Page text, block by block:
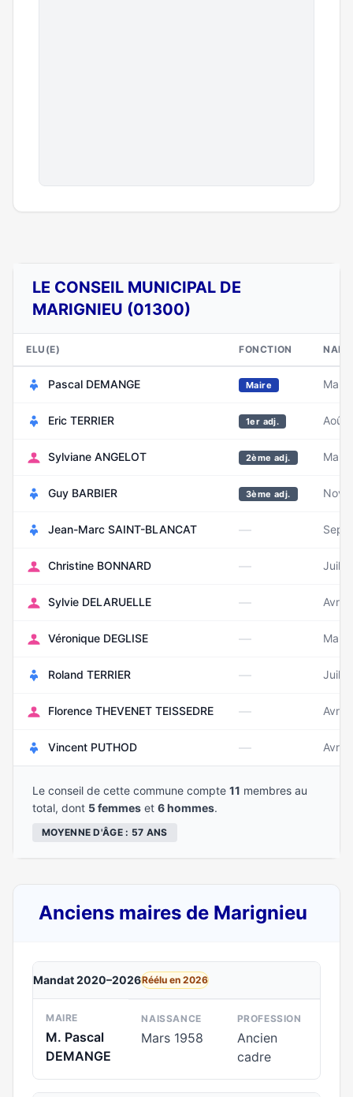
LE CONSEIL MUNICIPAL DE
MARIGNIEU (01300)
ELU(E) FONCTION
Pascal DEMANGE Maire Mars
Eric TERRIER 1er adj. Août
Sylviane ANGELOT 2ème adj. Mars
Guy BARBIER 3ème adj.
Jean-Marc SAINT-BLANCAT —
Christine BONNARD —
Sylvie DELARUELLE — Avril
Véronique DEGLISE — Mars
Roland TERRIER —
Florence THEVENET TEISSEDRE — Avril
Vincent PUTHOD — Avril
Le conseil de cette commune compte 11 membres au
total, dont 5 femmes et 6 hommes.
MOYENNE D'ÂGE : 57 ANS
Anciens maires de Marignieu
Mandat 2020–2026Réélu en 2026
MAIRE
M. Pascal
DEMANGE
NAISSANCE
Mars 1958
PROFESSION
Ancien
cadre